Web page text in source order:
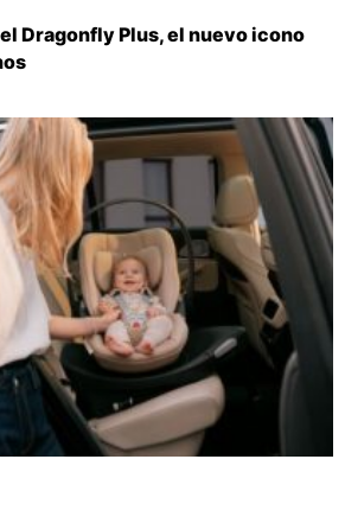
Dragonfly Plus, el nuevo icono